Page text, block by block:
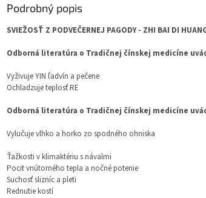
Podrobný popis
SVIEŽOSŤ Z PODVEČERNEJ PAGODY - ZHI BAI DI
Odborná literatúra o Tradičnej čínskej medicíne
Vyživuje YIN ľadvín a pečene
Ochladzuje teplosť RE
Odborná literatúra o Tradičnej čínskej medicíne
Vylučuje vlhko a horko zo spodného ohniska
Ťažkosti v klimaktériu s návalmi
Pocit vnútorného tepla a nočné potenie
Suchosť slizníc a pleti
Rednutie kostí